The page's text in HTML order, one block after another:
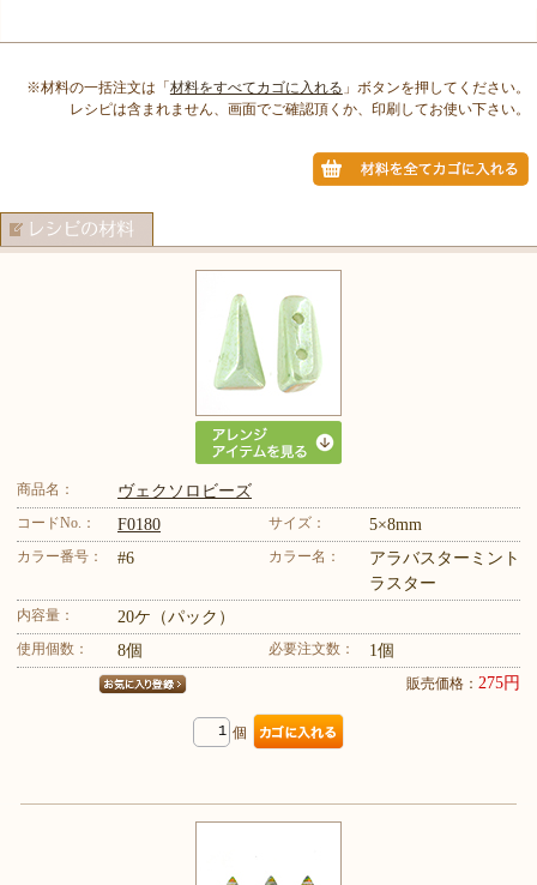
※材料の一括注文は「材料をすべてカゴに入れる 」ボタンを押してください。
レシピは含まれません、画面でご確認頂くか、印刷してお使い下さい。
商品名： ヴェクソロビーズ
コードNo.： F0180 サイズ： 5×8mm
カラー番号： #6 カラー名：
アラバスターミント
ラスター
内容量： 20ケ（パック）
使用個数： 8個 必要注文数： 1個
販売価格： 275円
個